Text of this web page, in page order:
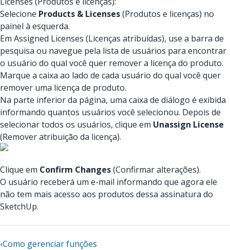
Selecione Products & Licenses(Produtos e licenças) no
painel à esquerda.
Em Assigned Licenses (Licenças atribuídas), use a barra de
pesquisa ou navegue pela lista de usuários para encontrar
o usuário do qual você quer remover a licença do produto.
Marque a caixa ao lado de cada usuário do qual você quer
remover uma licença de produto.
Na parte inferior da página, uma caixa de diálogo é exibida
informando quantos usuários você selecionou. Depois de
selecionar todos os usuários, clique em Unassign License
(Remover atribuição da licença).
Clique em Confirm Changes(Confirmar alterações).
O usuário receberá um e-mail informando que agora ele
não tem mais acesso aos produtos dessa assinatura do
SketchUp.
‹Como gerenciar funções